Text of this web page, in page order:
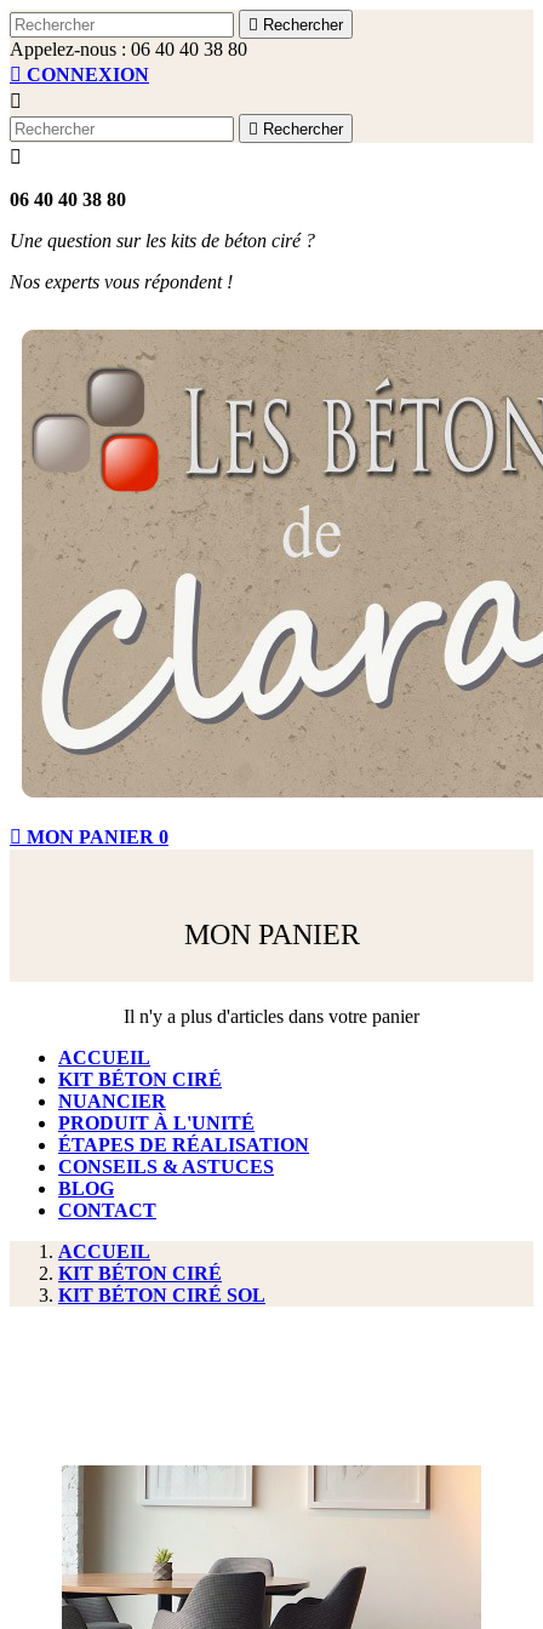
 Rechercher
Appelez-nous : 06 40 40 38 80
 CONNEXION

 Rechercher

06 40 40 38 80
Une question sur les kits de béton ciré ?
Nos experts vous répondent !
 MON PANIER 0
MON PANIER
Il n'y a plus d'articles dans votre panier
ACCUEIL
KIT BÉTON CIRÉ
NUANCIER
PRODUIT À L'UNITÉ
ÉTAPES DE RÉALISATION
CONSEILS & ASTUCES
BLOG
CONTACT
ACCUEIL
KIT BÉTON CIRÉ
KIT BÉTON CIRÉ SOL